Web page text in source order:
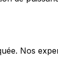
Nos